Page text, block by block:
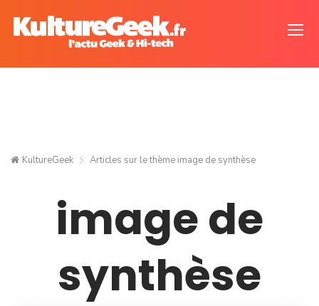
KultureGeek Articles sur le thème image de synthèse
image de
synthèse